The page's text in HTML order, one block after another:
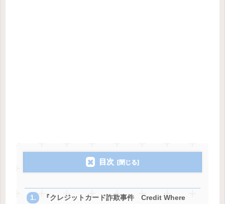
目次
『クレジットカード詐欺事件 Credit Where